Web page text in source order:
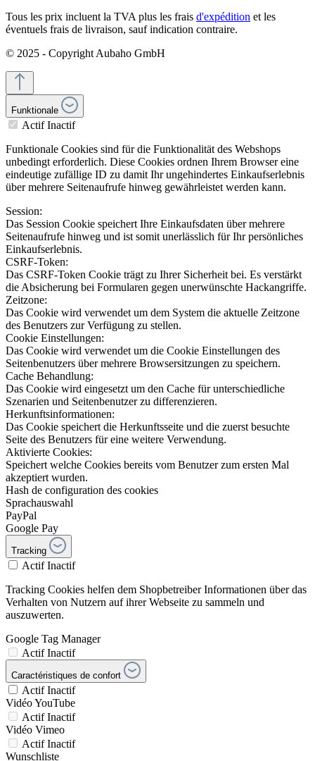
Tous les prix incluent la TVA plus les frais d'expédition et les
éventuels frais de livraison, sauf indication contraire.
© 2025 - Copyright Aubaho GmbH
Funktionale
Actif Inactif
Funktionale Cookies sind für die Funktionalität des Webshops
unbedingt erforderlich. Diese Cookies ordnen Ihrem Browser eine
eindeutige zufällige ID zu damit Ihr ungehindertes Einkaufserlebnis
über mehrere Seitenaufrufe hinweg gewährleistet werden kann.
Session:
Das Session Cookie speichert Ihre Einkaufsdaten über mehrere
Seitenaufrufe hinweg und ist somit unerlässlich für Ihr persönliches
Einkaufserlebnis.
CSRF-Token:
Das CSRF-Token Cookie trägt zu Ihrer Sicherheit bei. Es verstärkt
die Absicherung bei Formularen gegen unerwünschte Hackangriffe.
Zeitzone:
Das Cookie wird verwendet um dem System die aktuelle Zeitzone
des Benutzers zur Verfügung zu stellen.
Cookie Einstellungen:
Das Cookie wird verwendet um die Cookie Einstellungen des
Seitenbenutzers über mehrere Browsersitzungen zu speichern.
Cache Behandlung:
Das Cookie wird eingesetzt um den Cache für unterschiedliche
Szenarien und Seitenbenutzer zu differenzieren.
Herkunftsinformationen:
Das Cookie speichert die Herkunftsseite und die zuerst besuchte
Seite des Benutzers für eine weitere Verwendung.
Aktivierte Cookies:
Speichert welche Cookies bereits vom Benutzer zum ersten Mal
akzeptiert wurden.
Hash de configuration des cookies
Sprachauswahl
PayPal
Google Pay
Tracking
Actif Inactif
Tracking Cookies helfen dem Shopbetreiber Informationen über das
Verhalten von Nutzern auf ihrer Webseite zu sammeln und
auszuwerten.
Google Tag Manager
Actif Inactif
Caractéristiques de confort
Actif Inactif
Vidéo YouTube
Actif Inactif
Vidéo Vimeo
Actif Inactif
Wunschliste